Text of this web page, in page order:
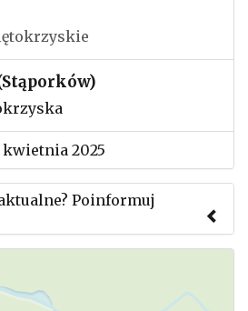
2025
Poinformuj
aby przesłać informację o
mityngu.